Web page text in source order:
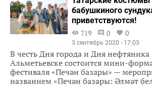
бабушкиного
приветствуются!
719
0 0
3 сентябрь 2020 - 17:03
В честь Дня города и Дня нефтяника
Альметьевске состоится мини-
фестиваля «Печән базары» —
названием «Печән базары: Әлмәт